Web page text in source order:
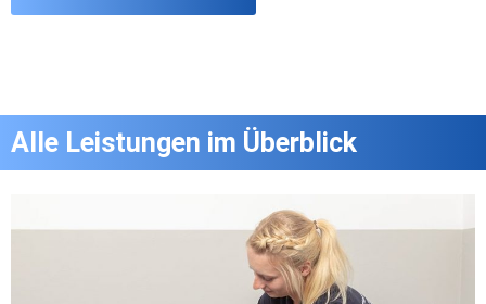
Alle Leistungen im Überblick